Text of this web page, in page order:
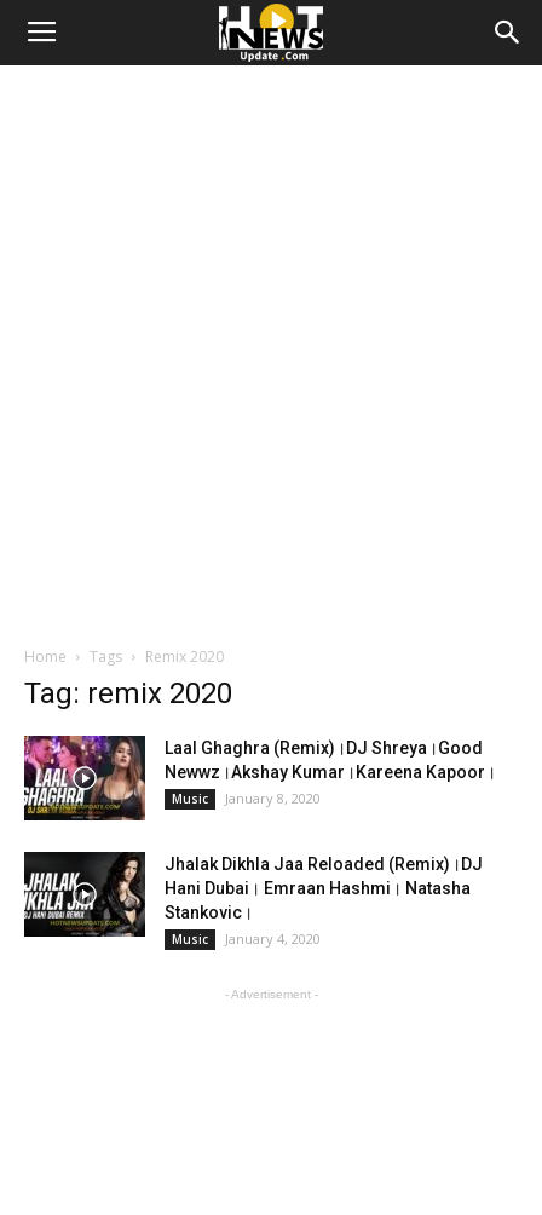
Home Tags Remix 2020
Tag: remix 2020
Laal Ghaghra (Remix)।DJ Shreya।Good
Newwz।Akshay Kumar।Kareena Kapoor।
Music January 8, 2020
Jhalak Dikhla Jaa Reloaded (Remix)।DJ
Hani Dubai। Emraan Hashmi। Natasha
Stankovic।
Music January 4, 2020
- Advertisement -